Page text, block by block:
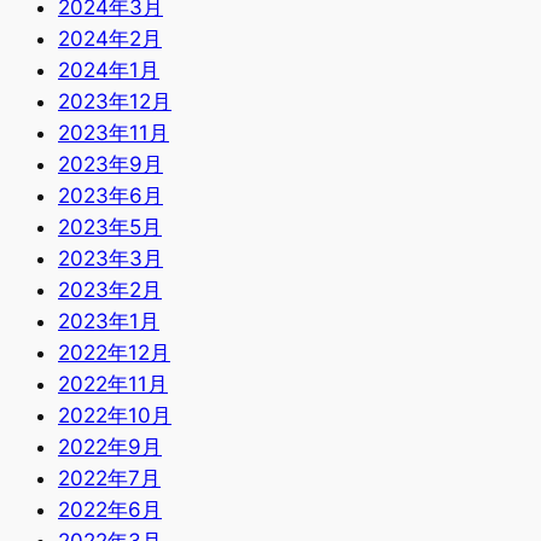
2024年3月
2024年2月
2024年1月
2023年12月
2023年11月
2023年9月
2023年6月
2023年5月
2023年3月
2023年2月
2023年1月
2022年12月
2022年11月
2022年10月
2022年9月
2022年7月
2022年6月